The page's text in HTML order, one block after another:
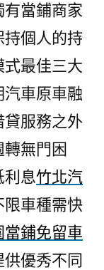
當鋪商家
持個人的持
最佳三大
汽車原車融
服務之外
無門困
利息竹北汽
限車種需快
當鋪免留車
優秀不同